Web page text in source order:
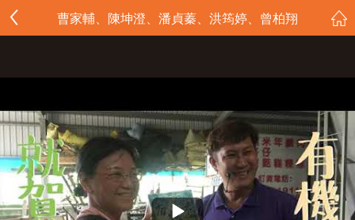
曹家輔、陳坤澄、潘貞蓁、洪筠婷、曾柏翔